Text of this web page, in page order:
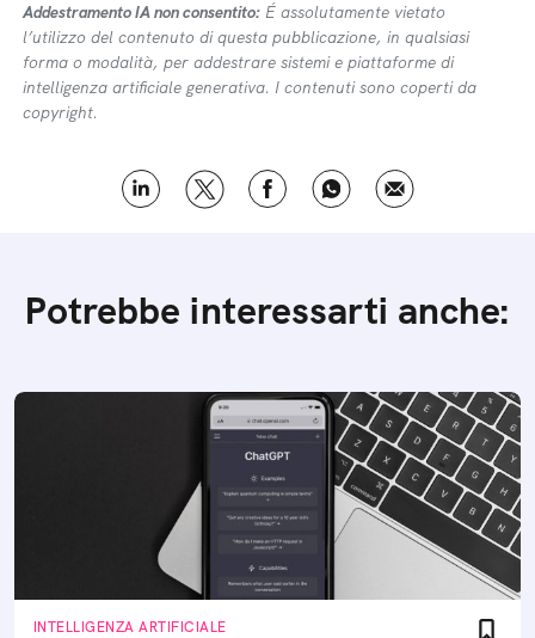
Addestramento IA non consentito: É assolutamente vietato
l’utilizzo del contenuto di questa pubblicazione, in qualsiasi
forma o modalità, per addestrare sistemi e piattaforme di
intelligenza artificiale generativa. I contenuti sono coperti da
copyright.
Potrebbe interessarti anche:
INTELLIGENZA ARTIFICIALE